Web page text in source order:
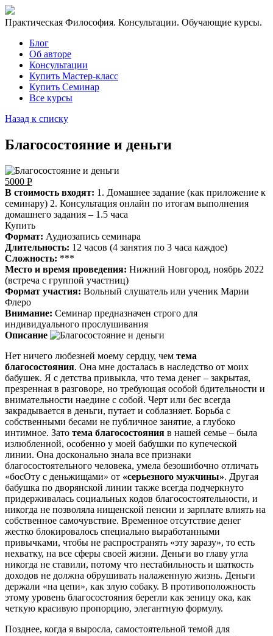
Практическая Философия. Консультации. Обучающие курсы.
Блог
Об авторе
Консультации
Купить Мастер-класс
Купить Семинар
Все курсы
Назад к списку
Благосостояние и деньги
5000 Р
В стоимость входят: 1. Домашнее задание (как приложение к
семинару) 2. Консультация онлайн по итогам выполнения
домашнего задания – 1.5 часа
Купить
Формат: Аудиозапись семинара
Длительность: 12 часов (4 занятия по 3 часа каждое)
Сложность: ***
Место и время проведения: Нижний Новгород, ноябрь 2022
(встреча с группой участниц)
Формат участия: Вольный слушатель или ученик Марии
Флеро
Внимание: Семинар предназначен строго для
индивидуального прослушивания
Описание
Нет ничего любезней моему сердцу, чем тема
благосостояния. Она мне досталась в наследство от моих
бабушек. Я с детства привыкла, что тема денег – закрытая,
презренная в разговоре, но требующая особой бдительности и
внимательности наедине с собой. Черт или бес всегда
закрадывается в деньги, путает и соблазняет. Борьба с
собственными бесами не публичное занятие, а глубоко
интимное. Зато тема благосостояния в нашей семье – была
излюбленной, особенно у моей бабушки по купеческой
линии. Она досконально знала все признаки
благосостоятельного человека, умела безошибочно отличать
«босОту с деньжищами» от «серьезного мужчины». Другая
бабушка по дворянской линии также всегда подчеркнуто
придерживалась социальных кодов благосостоятельности, и
никогда не позволяла нищенской пенсии и зарплате влиять на
собственное самочувствие. Временное отсутствие денег
жестко блокировалось специально выработанными
привычками, чтобы не распространять «эту заразу», то есть
нехватку, на все сферы своей жизни. Деньги во главу угла
никогда не ставили, потому что нестабильность и шаткость
доходов не должна обрушивать налаженную жизнь. Деньги
держали «на цепи», как злую собаку. В противоположность
этому уровень благосостояния берегли как зеницу ока, как
четкую красивую пропорцию, элегантную формулу.
Позднее, когда я выросла, самостоятельной темой для